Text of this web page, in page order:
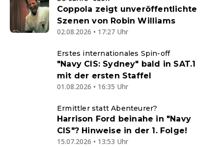
Coppola zeigt unveröffentlichte
Szenen von Robin Williams
02.08.2026 • 17:27 Uhr
Erstes internationales Spin-off
"Navy CIS: Sydney" bald in SAT.1
mit der ersten Staffel
01.08.2026 • 16:35 Uhr
Ermittler statt Abenteurer?
Harrison Ford beinahe in "Navy
CIS"? Hinweise in der 1. Folge!
15.07.2026 • 13:53 Uhr